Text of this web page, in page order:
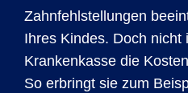
Zahnfehl­stellungen
Ihres Kindes. Doch nicht
Kranken­kasse die
So erbringt sie zum